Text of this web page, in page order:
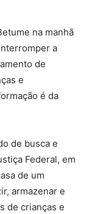
na manhã
a
de
e
é da
de busca e
Federal, em
de um
armazenar e
de crianças e